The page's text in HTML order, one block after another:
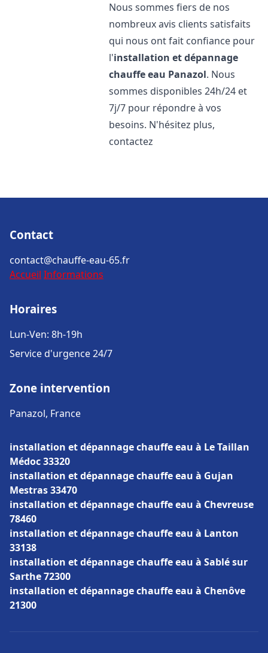
Nous sommes fiers de nos
nombreux avis clients satisfaits
qui nous ont fait confiance pour
l'installation et dépannage
chauffe eau Panazol. Nous
sommes disponibles 24h/24 et
7j/7 pour répondre à vos
besoins. N'hésitez plus,
contactez
Contact
contact@chauffe-eau-65.fr
Accueil Informations
Horaires
Lun-Ven: 8h-19h
Service d'urgence 24/7
Zone intervention
Panazol, France
installation et dépannage chauffe eau à Le Taillan
Médoc 33320
installation et dépannage chauffe eau à Gujan
Mestras 33470
installation et dépannage chauffe eau à Chevreuse
78460
installation et dépannage chauffe eau à Lanton
33138
installation et dépannage chauffe eau à Sablé sur
Sarthe 72300
installation et dépannage chauffe eau à Chenôve
21300